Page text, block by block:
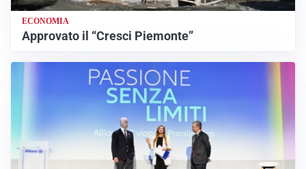
ECONOMIA
Approvato il “Cresci Piemonte”